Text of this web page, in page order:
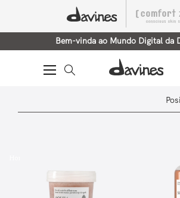
Bem-vinda ao Mundo Digital da
Alternar